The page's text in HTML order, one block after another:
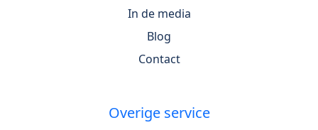
In de media
Blog
Contact
Overige service